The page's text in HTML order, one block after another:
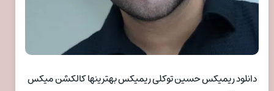
دانلود ریمیکس حسین توکلی ریمیکس بهترینها کالکشن میکس